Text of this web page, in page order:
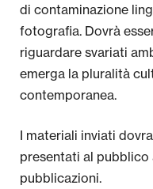
di contaminazione
fotografia. Dovrà
riguardare svariati
emerga la pluralità
contemporanea.
I materiali inviati
presentati al
pubblicazioni.